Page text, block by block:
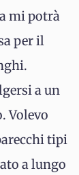
mi potrà
per il
a un
Volevo
tipi
a lungo